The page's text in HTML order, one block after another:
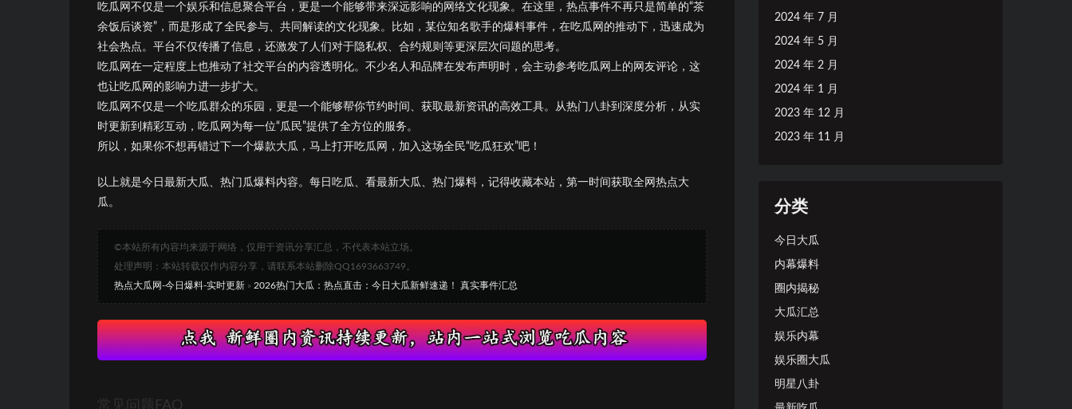
吃瓜网不仅是一个娱乐和信息聚合平台，更是一个能够带来深远影响的网络文化现象。在这里，热点事件不再只是简单的“茶
余饭后谈资”，而是形成了全民参与、共同解读的文化现象。比如，某位知名歌手的爆料事件，在吃瓜网的推动下，迅速成为
社会热点。平台不仅传播了信息，还激发了人们对于隐私权、合约规则等更深层次问题的思考。
吃瓜网在一定程度上也推动了社交平台的内容透明化。不少名人和品牌在发布声明时，会主动参考吃瓜网上的网友评论，这
也让吃瓜网的影响力进一步扩大。
吃瓜网不仅是一个吃瓜群众的乐园，更是一个能够帮你节约时间、获取最新资讯的高效工具。从热门八卦到深度分析，从实
时更新到精彩互动，吃瓜网为每一位“瓜民”提供了全方位的服务。
所以，如果你不想再错过下一个爆款大瓜，马上打开吃瓜网，加入这场全民“吃瓜狂欢”吧！
以上就是今日最新大瓜、热门瓜爆料内容。每日吃瓜、看最新大瓜、热门爆料，记得收藏本站，第一时间获取全网热点大
瓜。
©本站所有内容均来源于网络，仅用于资讯分享汇总，不代表本站立场。
处理声明：本站转载仅作内容分享，请联系本站删除QQ1693663749。
热点大瓜网-今日爆料-实时更新 » 2026热门大瓜：热点直击：今日大瓜新鲜速递！ 真实事件汇总
常见问题FAQ
2024 年 7 月
2024 年 5 月
2024 年 2 月
2024 年 1 月
2023 年 12 月
2023 年 11 月
分类
今日大瓜
内幕爆料
圈内揭秘
大瓜汇总
娱乐内幕
娱乐圈大瓜
明星八卦